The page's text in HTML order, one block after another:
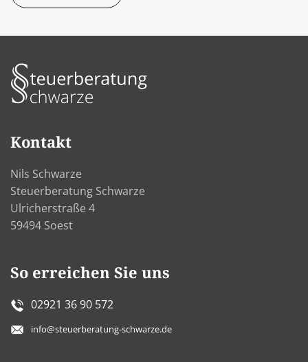
Kontakt
Nils Schwarze
Steuerberatung Schwarze
Ulricherstraße 4
59494 Soest
So erreichen Sie uns
02921 36 90 572
info@steuerberatung-schwarze.de